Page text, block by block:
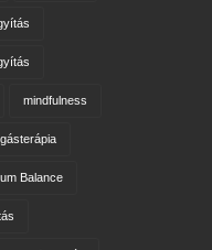
mindfulness
Balance